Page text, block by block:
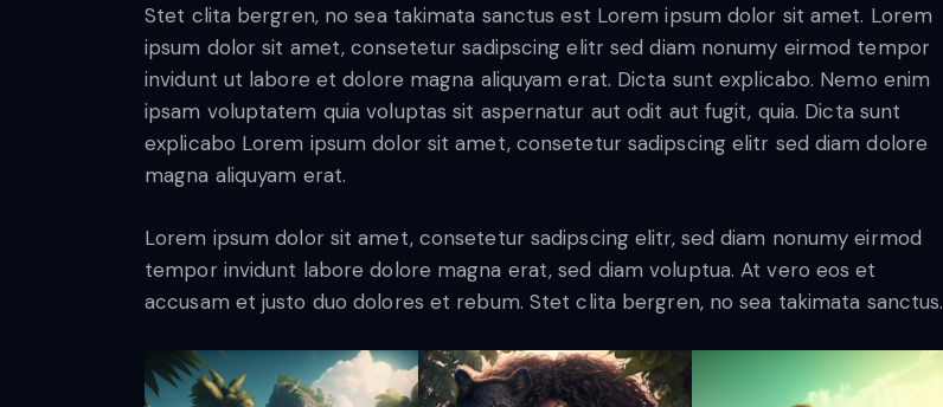
Stet clita bergren, no sea takimata sanctus est Lorem ipsum dolor sit amet. Lorem
ipsum dolor sit amet, consetetur sadipscing elitr sed diam nonumy eirmod tempor
invidunt ut labore et dolore magna aliquyam erat. Dicta sunt explicabo. Nemo enim
ipsam voluptatem quia voluptas sit aspernatur aut odit aut fugit, quia. Dicta sunt
explicabo Lorem ipsum dolor sit amet, consetetur sadipscing elitr sed diam dolore
magna aliquyam erat.
Lorem ipsum dolor sit amet, consetetur sadipscing elitr, sed diam nonumy eirmod
tempor invidunt labore dolore magna erat, sed diam voluptua. At vero eos et
accusam et justo duo dolores et rebum. Stet clita bergren, no sea takimata sanctus.